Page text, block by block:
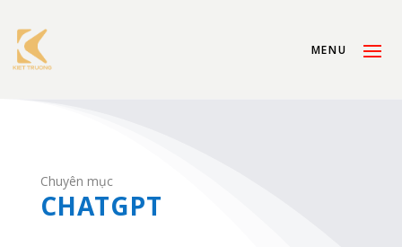
Chuyên mục
CHATGPT